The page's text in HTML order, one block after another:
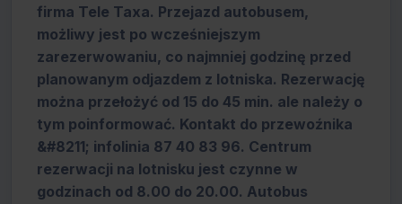
firma Tele Taxa. Przejazd autobusem,
możliwy jest po wcześniejszym
zarezerwowaniu, co najmniej godzinę przed
planowanym odjazdem z lotniska. Rezerwację
można przełożyć od 15 do 45 min. ale należy o
tym poinformować. Kontakt do przewoźnika
&#8211; infolinia 87 40 83 96. Centrum
rezerwacji na lotnisku jest czynne w
godzinach od 8.00 do 20.00. Autobus